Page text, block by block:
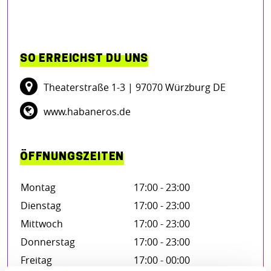
SO ERREICHST DU UNS
Theaterstraße 1-3 | 97070 Würzburg DE
www.habaneros.de
ÖFFNUNGSZEITEN
Montag
17:00 - 23:00
Dienstag
17:00 - 23:00
Mittwoch
17:00 - 23:00
Donnerstag
17:00 - 23:00
Freitag
17:00 - 00:00